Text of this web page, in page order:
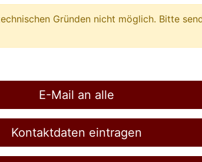
Gründen nicht möglich. Bitte
E-Mail an alle
Kontaktdaten eintragen